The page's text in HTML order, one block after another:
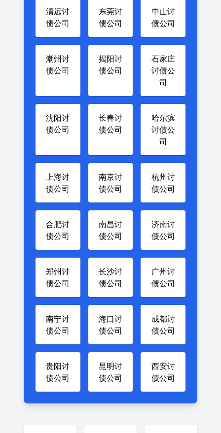
清远讨
债公司
东莞讨
债公司
中山讨
债公司
潮州讨
债公司
揭阳讨
债公司
石家庄
讨债公
司
沈阳讨
债公司
长春讨
债公司
哈尔滨
讨债公
司
上海讨
债公司
南京讨
债公司
杭州讨
债公司
合肥讨
债公司
南昌讨
债公司
济南讨
债公司
郑州讨
债公司
长沙讨
债公司
广州讨
债公司
南宁讨
债公司
海口讨
债公司
成都讨
债公司
贵阳讨
债公司
昆明讨
债公司
西安讨
债公司